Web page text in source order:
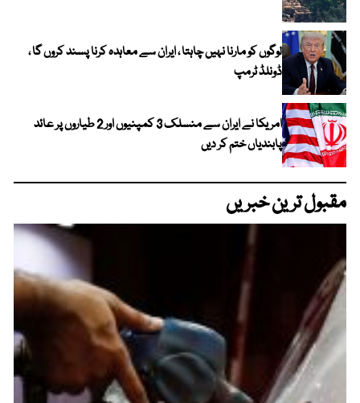
لوگوں کو مارنا نہیں چاہتا ، ایران سے معاہدہ کرنا پسند کروں گا ،
ڈونلڈ ٹرمپ
امریکا نے ایران سے منسلک 3 کمپنیوں اور 2 طیاروں پر عائد
پابندیاں ختم کر دیں
مقبول ترین خبریں